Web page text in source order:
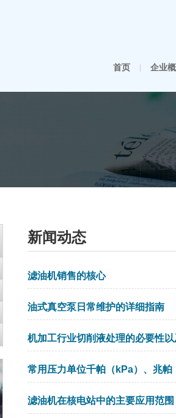
首页 企业
新闻动态
滤油机销售的核心
油式真空泵日常维护的详细指南
机加工行业切削液处理的必要性
常用压力单位千帕（kPa）、兆帕
滤油机在核电站中的主要应用范围